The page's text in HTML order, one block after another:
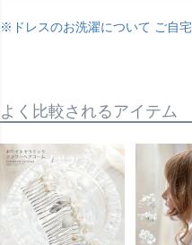
※ドレスのお洗濯について ご自
よく比較されるアイテム